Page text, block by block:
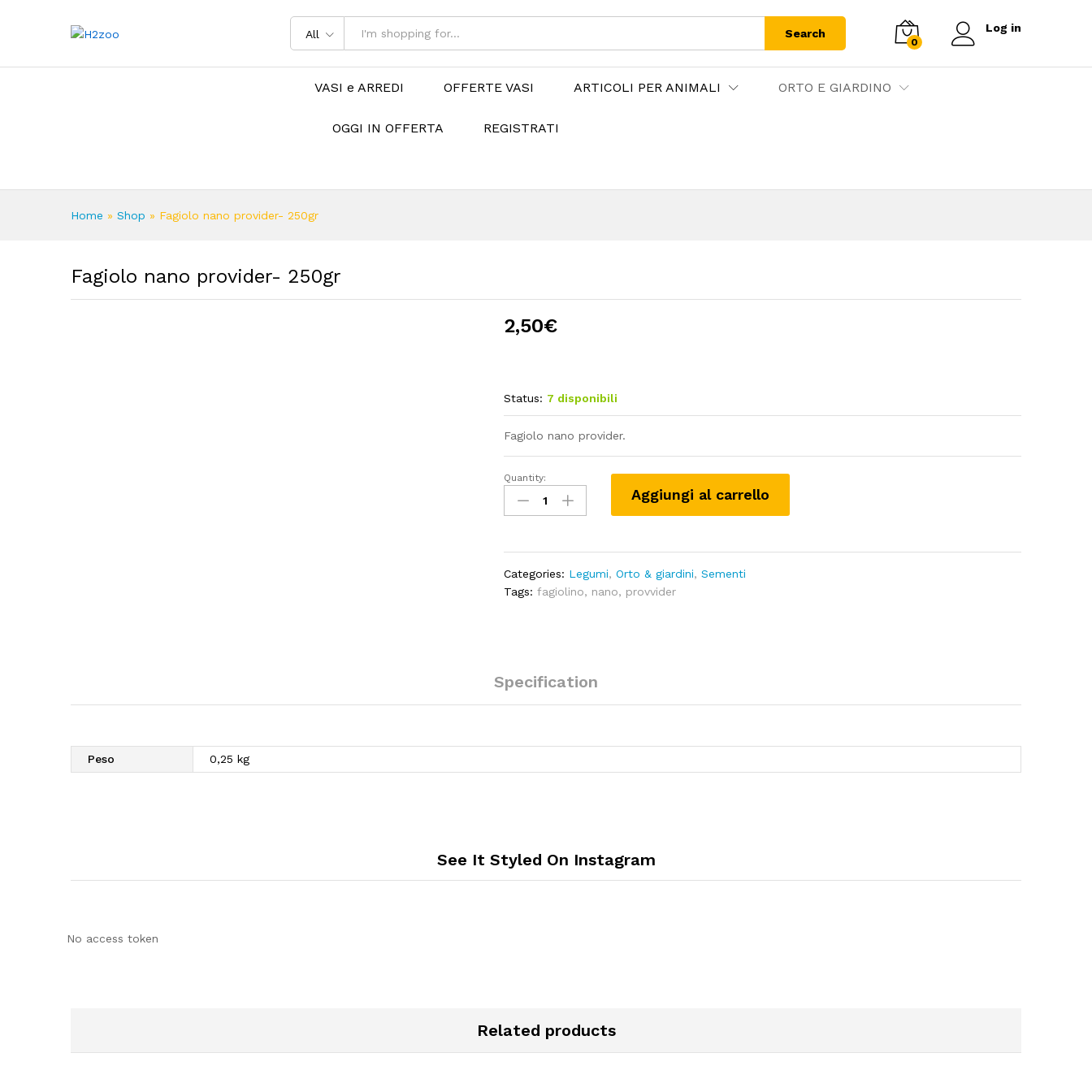
All Search
0
Log in
VASI e ARREDI OFFERTE VASI ARTICOLI PER ANIMALI ORTO E GIARDINO
OGGI IN OFFERTA REGISTRATI
Home » Shop » Fagiolo nano provider- 250gr
Fagiolo nano provider- 250gr
2,50€
Status: 7 disponibili
Fagiolo nano provider.
Fagiolo
nano
provider-
quantity
Quantity:
Aggiungi al carrello
Categories: Legumi,Orto & giardini,Sementi
Tags:fagiolino, nano, provvider
Specification
Peso 0,25 kg
See It Styled On Instagram
No access token
Related products